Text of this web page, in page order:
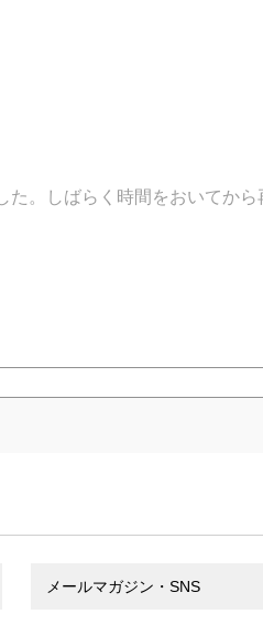
た。しばらく時間をおいてか
メールマガジン・SNS